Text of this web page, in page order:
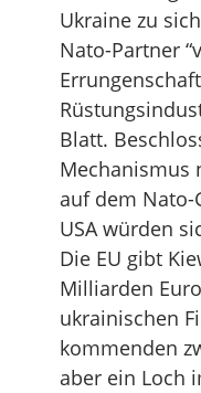
Ukraine zu
Nato-Partner
Blatt.
Mechanismus
auf dem
USA würden
Die EU gibt
Milliarden
ukrainischen
kommenden
aber ein Loch